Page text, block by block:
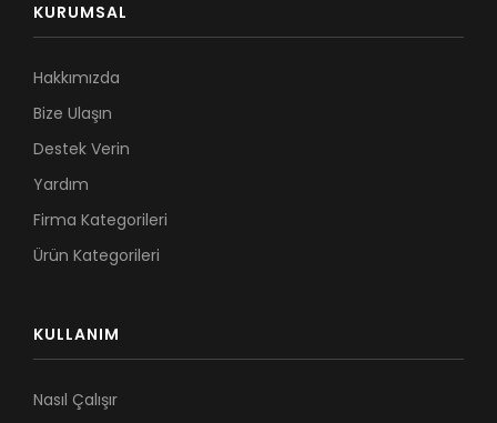
KURUMSAL
Hakkımızda
Bize Ulaşın
Destek Verin
Yardım
Firma Kategorileri
Ürün Kategorileri
KULLANIM
Nasıl Çalışır